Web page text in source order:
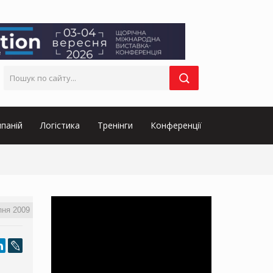
Логістика Тренінги Конференції
2009